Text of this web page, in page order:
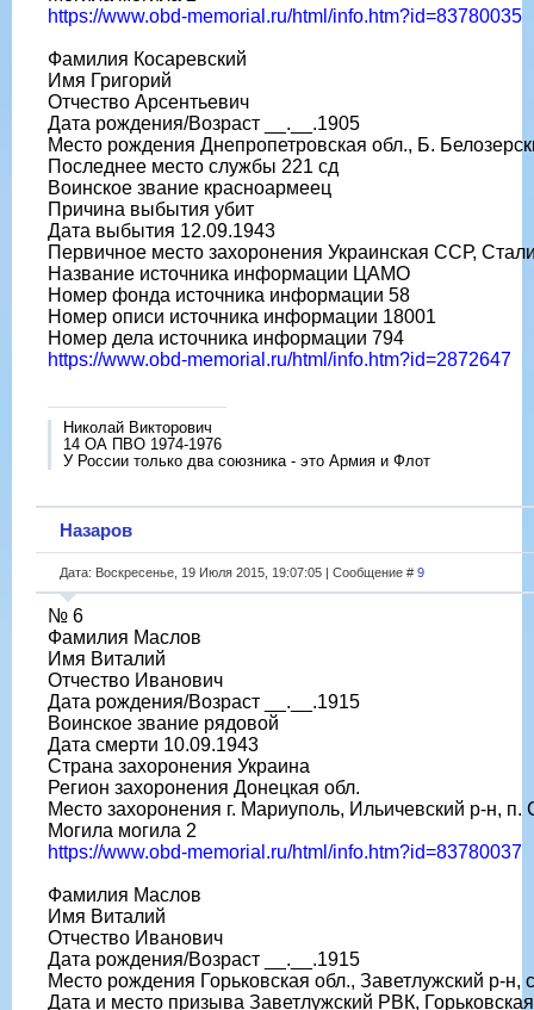
https://www.obd-memorial.ru/html/info.htm?id=83780035
Фамилия Косаревский
Имя Григорий
Отчество Арсентьевич
Дата рождения/Возраст __.__.1905
Место рождения Днепропетровская обл., Б.
Последнее место службы 221 сд
Воинское звание красноармеец
Причина выбытия убит
Дата выбытия 12.09.1943
Первичное место захоронения Украинская ССР,
Название источника информации ЦАМО
Номер фонда источника информации 58
Номер описи источника информации 18001
Номер дела источника информации 794
https://www.obd-memorial.ru/html/info.htm?id=2872647
Николай Викторович
14 ОА ПВО 1974-1976
У России только два союзника - это Армия и Флот
Назаров
Дата: Воскресенье, 19 Июля 2015, 19:07:05 | Сообщение # 9
№ 6
Фамилия Маслов
Имя Виталий
Отчество Иванович
Дата рождения/Возраст __.__.1915
Воинское звание рядовой
Дата смерти 10.09.1943
Страна захоронения Украина
Регион захоронения Донецкая обл.
Место захоронения г. Мариуполь, Ильичевский р-н,
Могила могила 2
https://www.obd-memorial.ru/html/info.htm?id=83780037
Фамилия Маслов
Имя Виталий
Отчество Иванович
Дата рождения/Возраст __.__.1915
Место рождения Горьковская обл., Заветлужский р-н,
Дата и место призыва Заветлужский РВК,